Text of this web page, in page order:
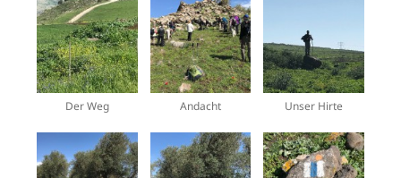
Der Weg Andacht Unser Hirte